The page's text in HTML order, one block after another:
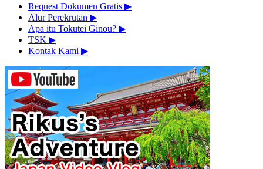
Request Dokumen Gratis ▶︎
Alur Perekrutan ▶︎
Apa itu Tokutei Ginou? ▶︎
TSK ▶︎
Kontak Kami ▶︎